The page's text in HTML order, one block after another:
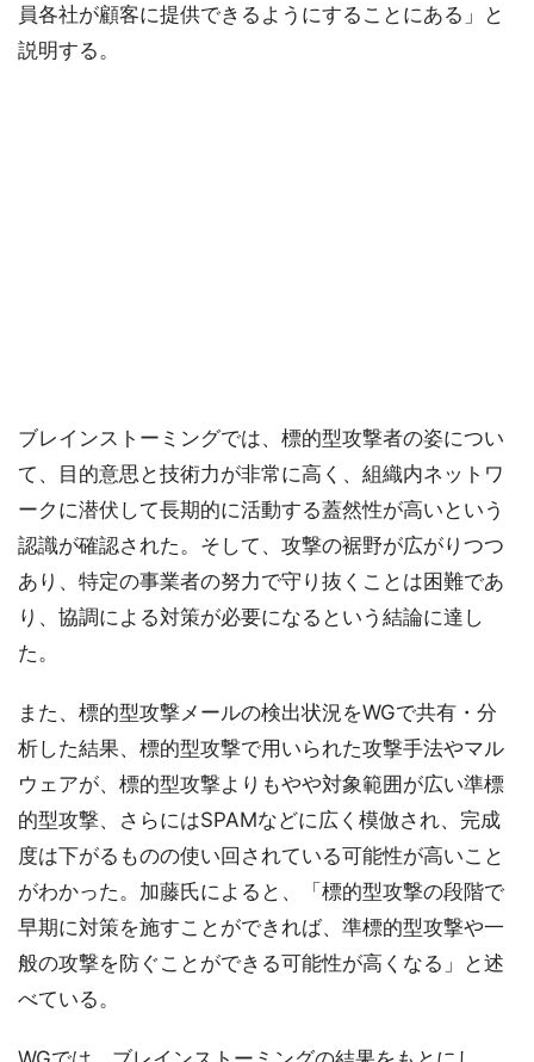
員各社が顧客に提供できるようにすることにある」と
説明する。
ブレインストーミングでは、標的型攻撃者の姿につい
て、目的意思と技術力が非常に高く、組織内ネットワ
ークに潜伏して長期的に活動する蓋然性が高いという
認識が確認された。そして、攻撃の裾野が広がりつつ
あり、特定の事業者の努力で守り抜くことは困難であ
り、協調による対策が必要になるという結論に達し
た。
また、標的型攻撃メールの検出状況をWGで共有・分
析した結果、標的型攻撃で用いられた攻撃手法やマル
ウェアが、標的型攻撃よりもやや対象範囲が広い準標
的型攻撃、さらにはSPAMなどに広く模倣され、完成
度は下がるものの使い回されている可能性が高いこと
がわかった。加藤氏によると、「標的型攻撃の段階で
早期に対策を施すことができれば、準標的型攻撃や一
般の攻撃を防ぐことができる可能性が高くなる」と述
べている。